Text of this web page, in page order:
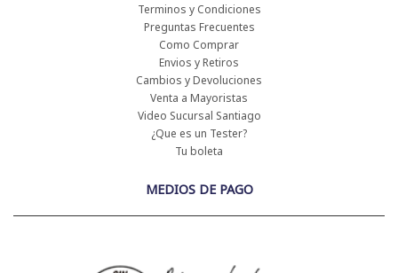
Terminos y Condiciones
Preguntas Frecuentes
Como Comprar
Envios y Retiros
Cambios y Devoluciones
Venta a Mayoristas
Video Sucursal Santiago
¿Que es un Tester?
Tu boleta
MEDIOS DE PAGO